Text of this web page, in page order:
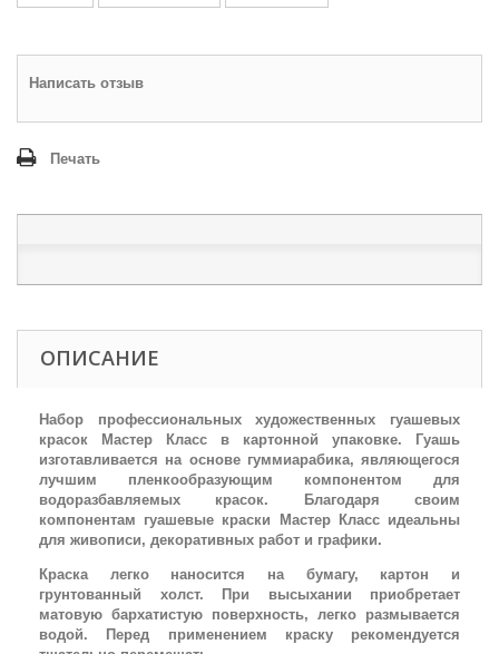
Написать отзыв
Печать
ОПИСАНИЕ
Набор профессиональных художественных гуашевых
красок Мастер Класс в картонной упаковке. Гуашь
изготавливается на основе гуммиарабика, являющегося
лучшим пленкообразующим компонентом для
водоразбавляемых красок. Благодаря своим
компонентам гуашевые краски Мастер Класс идеальны
для живописи, декоративных работ и графики.
Краска легко наносится на бумагу, картон и
грунтованный холст. При высыхании приобретает
матовую бархатистую поверхность, легко размывается
водой. Перед применением краску рекомендуется